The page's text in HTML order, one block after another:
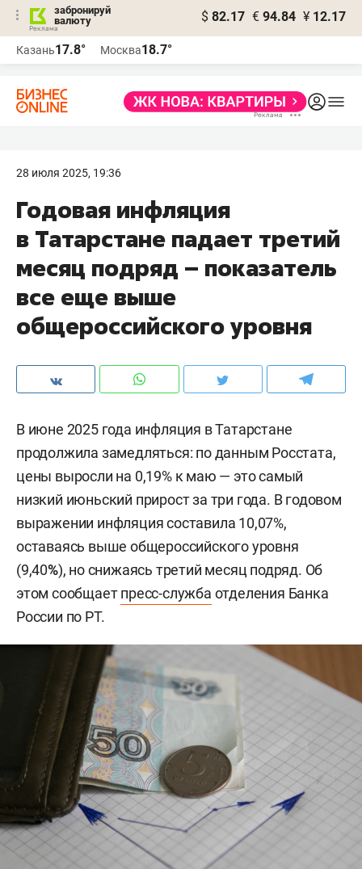
забронируй
валюту
$ 82.17 € 94.84 ¥ 12.17
Казань17.8° Москва18.7°
28 июля 2025, 19:36
Годовая инфляция
в Татарстане падает третий
месяц подряд – показатель
все еще выше
общероссийского уровня
В июне 2025 года инфляция в Татарстане
продолжила замедляться: по данным Росстата,
цены выросли на 0,19% к маю — это самый
низкий июньский прирост за три года. В годовом
выражении инфляция составила 10,07%,
оставаясь выше общероссийского уровня
(9,40%), но снижаясь третий месяц подряд. Об
этом сообщаетпресс-служба отделения Банка
России по РТ.